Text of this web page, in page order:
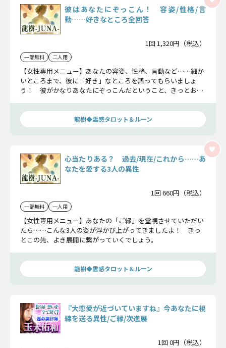
彼はあなたにぞっこん！ 容姿/性格/言
動……好きなところ全回答
1回 1,320円（税込）
一部無料 二人用
【女性専用メニュー】あなたの容姿、性格、言動など……細か
いところまで、彼に「好き」なところを語ってもらいましょ
う！ 彼がかなりあなたにぞっこんだということ、きっとおわ
龍樹◆霊感タロット＆ルーン
心当たりある？ 過去/現在/これから……あ
なたを愛する3人の異性
1回 660円（税込）
一部無料 一人用
【女性専用メニュー】あなたの「ご縁」を霊視させていただい
たら……こんな3人の姿が浮かび上がってきましたよ！ きっ
とこの先、よき展開に繋がっていくでしょう。
龍樹◆霊感タロット＆ルーン
『大恋愛が近づいていますね』今あなたに視
線を送る異性/ご縁/次進展
1回 0円（税込）